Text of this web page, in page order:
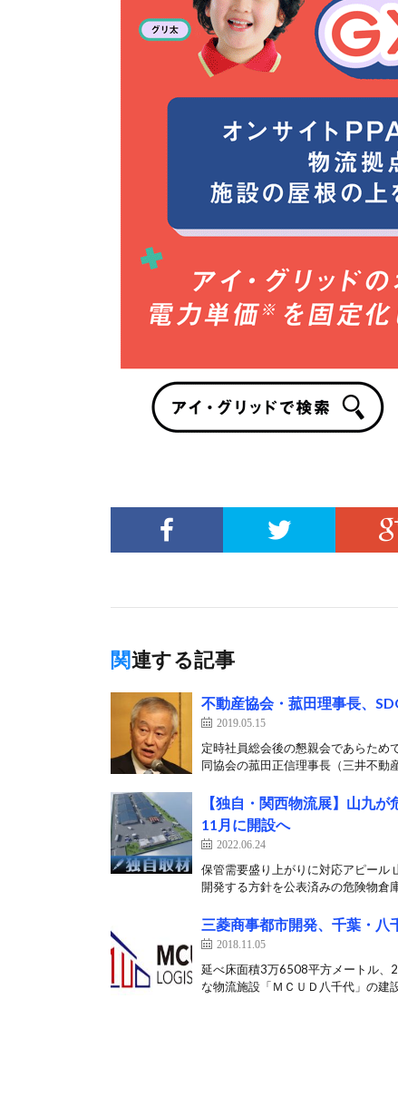
関連する記事
不動産協会・菰田理事長、
2019.05.15
定時社員総会後の懇親会であらため
同協会の菰田正信理事長（三井不動
【独自・関西物流展】山九
11月に開設へ
2022.06.24
保管需要盛り上がりに対応アピール
開発する方針を公表済みの危険物倉
三菱商事都市開発、千葉・八
2018.11.05
延べ床面積3万6508平方メートル
な物流施設「ＭＣＵＤ八千代」の建